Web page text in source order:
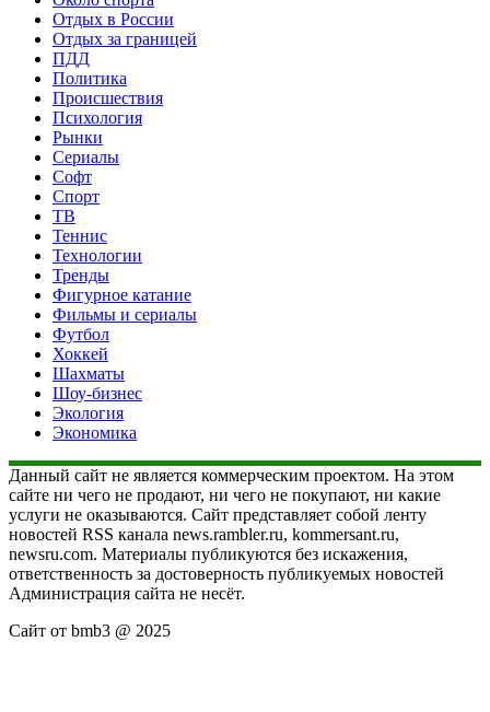
Отдых в России
Отдых за границей
ПДД
Политика
Происшествия
Психология
Рынки
Сериалы
Софт
Спорт
ТВ
Теннис
Технологии
Тренды
Фигурное катание
Фильмы и сериалы
Футбол
Хоккей
Шахматы
Шоу-бизнес
Экология
Экономика
Данный сайт не является коммерческим проектом. На этом
сайте ни чего не продают, ни чего не покупают, ни какие
услуги не оказываются. Сайт представляет собой ленту
новостей RSS канала news.rambler.ru, kommersant.ru,
newsru.com. Материалы публикуются без искажения,
ответственность за достоверность публикуемых новостей
Администрация сайта не несёт.
Сайт от bmb3 @ 2025